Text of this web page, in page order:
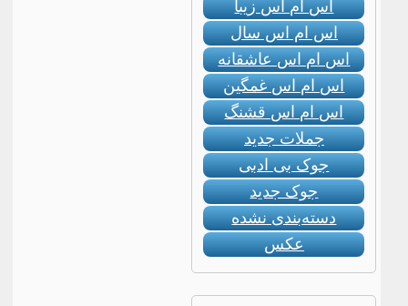
اس ام اس زیبا
اس ام اس سال
اس ام اس عاشقانه
اس ام اس غمگین
اس ام اس قشنگ
جملات جدید
جوک بی ادبی
جوک جدید
دسته‌بندی نشده
عکس